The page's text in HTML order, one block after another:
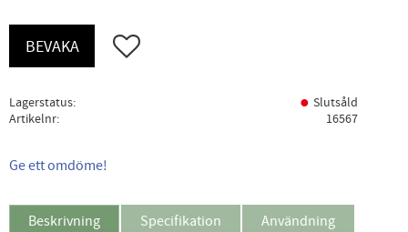
Lägg till i favoriter
BEVAKA
Lagerstatus
Slutsåld
Artikelnr
16567
Ge ett omdöme!
Beskrivning Specifikation Användning